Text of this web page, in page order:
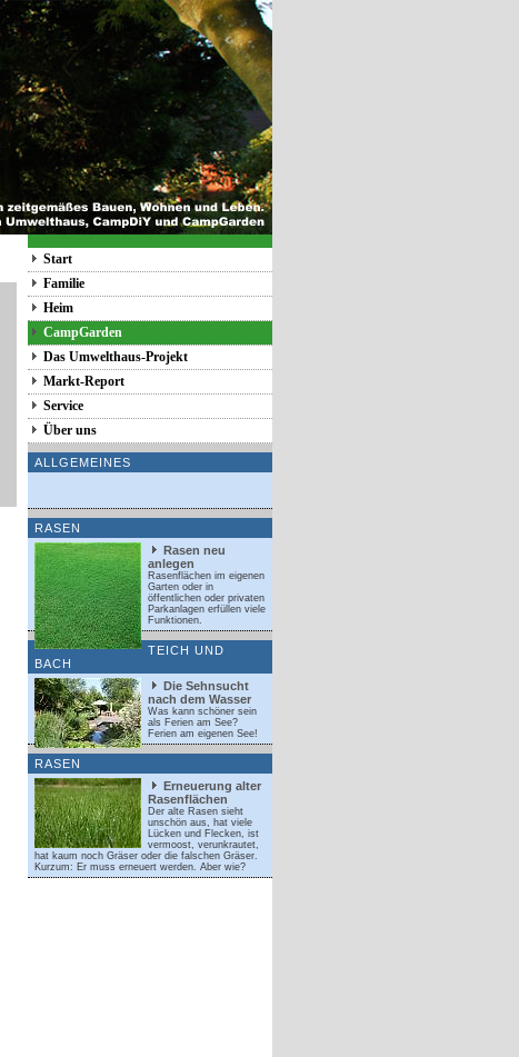
Start
Familie
Heim
CampGarden
Das Umwelthaus-Projekt
Markt-Report
Service
Über uns
ALLGEMEINES
RASEN
Rasen neu
anlegen
Rasenflächen im eigenen
Garten oder in
öffentlichen oder privaten
Parkanlagen erfüllen viele
Funktionen.
TEICH UND
BACH
Die Sehnsucht
nach dem Wasser
Was kann schöner sein
als Ferien am See?
Ferien am eigenen See!
RASEN
Erneuerung alter
Rasenflächen
Der alte Rasen sieht
unschön aus, hat viele
Lücken und Flecken, ist
vermoost, verunkrautet,
hat kaum noch Gräser oder die falschen Gräser.
Kurzum: Er muss erneuert werden. Aber wie?